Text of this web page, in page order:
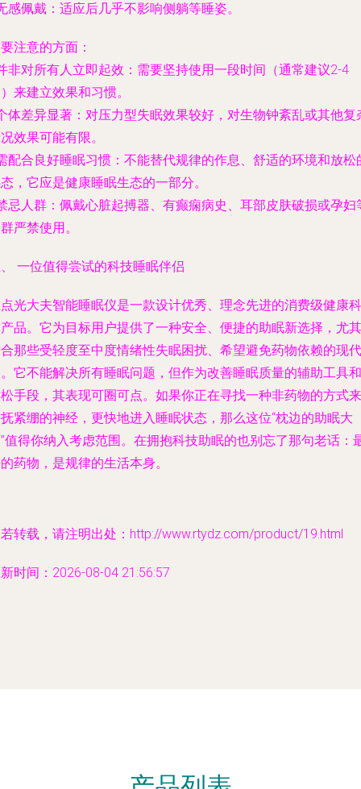
感佩戴 ：适应后几乎不影响侧躺等睡姿。
注意的方面：
非对所有人立即起效 ：需要坚持使用一段时间（通常建议2-4
来建立效果和习惯。
体差异显著 ：对压力型失眠效果较好，对生物钟紊乱或其他复
效果可能有限。
配合良好睡眠习惯 ：不能替代规律的作息、舒适的环境和放松
，它应是健康睡眠生态的一部分。
忌人群 ：佩戴心脏起搏器、有癫痫病史、耳部皮肤破损或孕妇
严禁使用。
一位值得尝试的科技睡眠伴侣
光大夫智能睡眠仪是一款设计优秀、理念先进的消费级健康科
品。它为目标用户提供了一种安全、便捷的助眠新选择，尤其
那些受轻度至中度情绪性失眠困扰、希望避免药物依赖的现代
它不能解决所有睡眠问题，但作为改善睡眠质量的辅助工具和
手段，其表现可圈可点。如果你正在寻找一种非药物的方式来
紧绷的神经，更快地进入睡眠状态，那么这位“枕边的助眠大
值得你纳入考虑范围。在拥抱科技助眠的也别忘了那句老话：
药物，是规律的生活本身。
转载，请注明出处：http://www.rtydz.com/product/19.html
时间：2026-08-04 21:56:57